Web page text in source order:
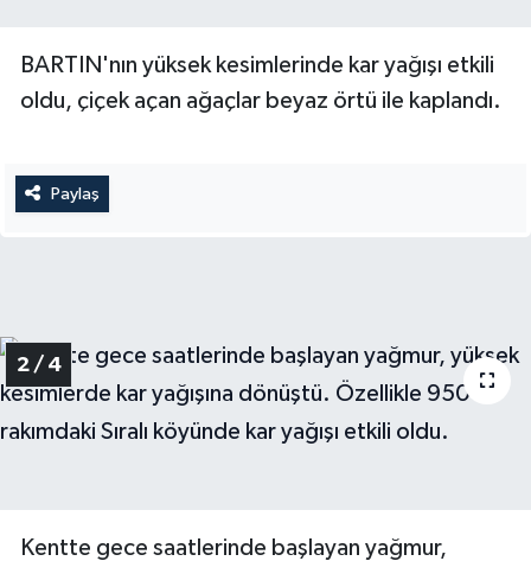
BARTIN'nın yüksek kesimlerinde kar yağışı etkili
oldu, çiçek açan ağaçlar beyaz örtü ile kaplandı.
Paylaş
2 / 4
Kentte gece saatlerinde başlayan yağmur,
DÜNYA